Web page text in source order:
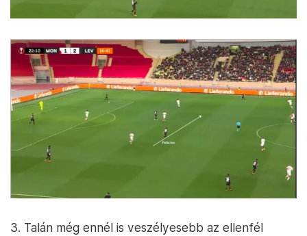
3. Talán még ennél is veszélyesebb az ellenfél